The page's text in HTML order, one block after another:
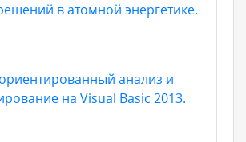
в атомной энергетике.
анализ и
на Visual Basic 2013.